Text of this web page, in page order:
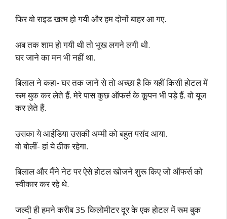
फिर वो राइड खत्म हो गयी और हम दोनों बाहर आ गए.
अब तक शाम हो गयी थी तो भूख लगने लगी थी.
घर जाने का मन भी नहीं था.
बिलाल ने कहा- घर तक जाने से तो अच्छा है कि यहीं किसी होटल में
रूम बुक कर लेते हैं. मेरे पास कुछ ऑफर्स के कूपन भी पड़े हैं. वो यूज
कर लेते हैं.
उसका ये आईडिया उसकी अम्मी को बहुत पसंद आया.
वो बोलीं- हां ये ठीक रहेगा.
बिलाल और मैंने नेट पर ऐसे होटल खोजने शुरू किए जो ऑफर्स को
स्वीकार कर रहे थे.
जल्दी ही हमने करीब 35 किलोमीटर दूर के एक होटल में रूम बुक